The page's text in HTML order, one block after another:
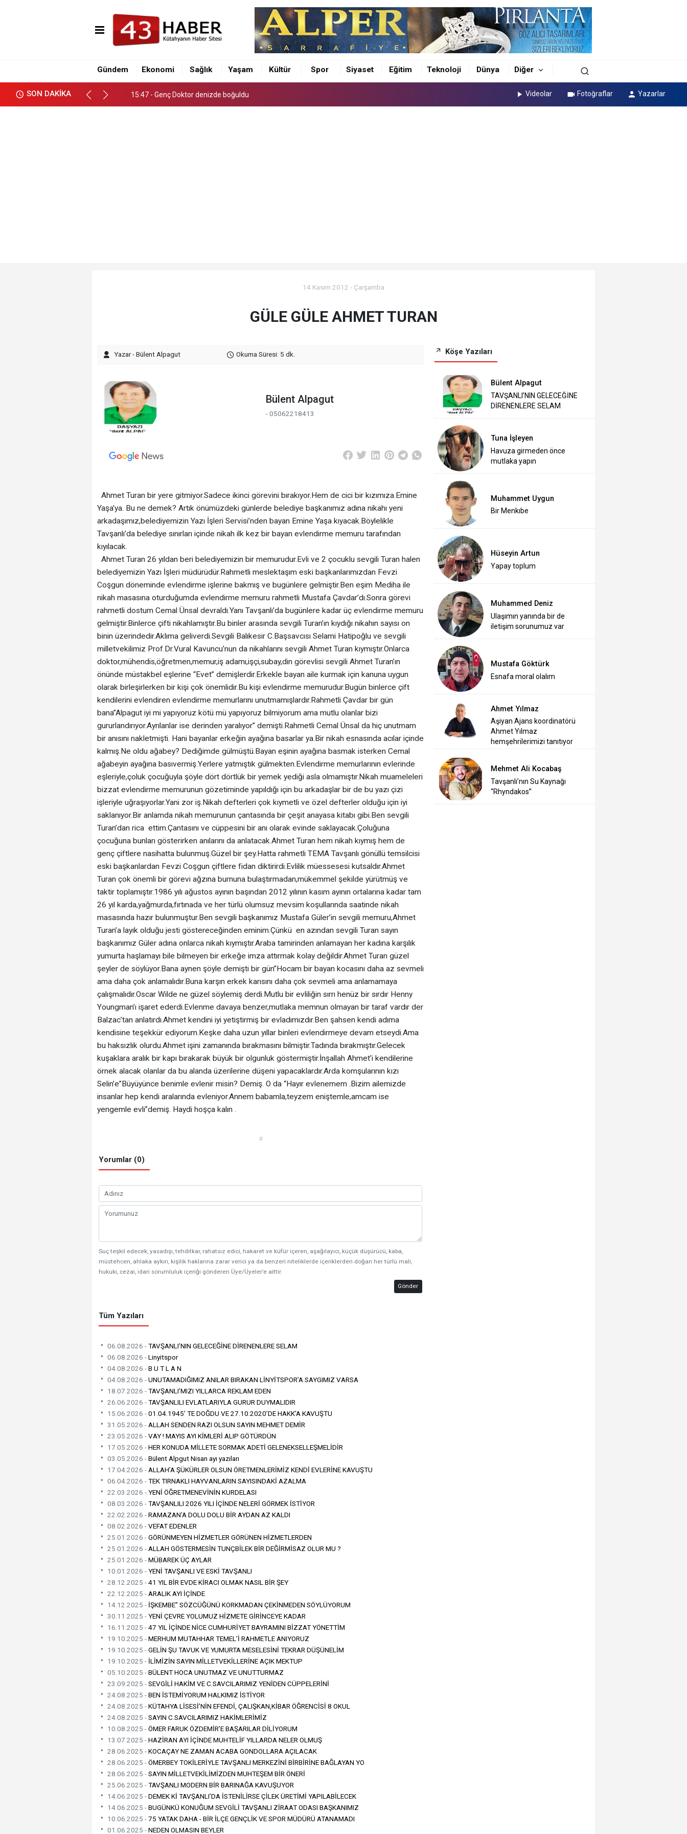
Gündem Ekonomi Sağlık Yaşam Kültür Spor Siyaset Eğitim Teknoloji Dünya Diğer
SON DAKİKA
15:47 - Genç Doktor denizde boğuldu
22:37 - Meşhur Tavşanlı leblebisi kutsal topraklarda
19:04 - Milletçe Referandum Bekliyoruz
15:47 - Genç Doktor denizde boğuldu Videolar Fotoğraflar Yazarlar
14 Kasım 2012 - Çarşamba
GÜLE GÜLE AHMET TURAN
Yazar - Bülent Alpagut Okuma Süresi: 5 dk.
Bülent Alpagut
- 05062218413
Ahmet Turan bir yere gitmiyor.Sadece ikinci görevini bırakıyor.Hem de cici bir kızımıza.Emine
Yaşa’ya. Bu ne demek? Artık önümüzdeki günlerde belediye başkanımız adına nikahı yeni
arkadaşımız,belediyemizin Yazı İşleri Servisi’nden bayan Emine Yaşa kıyacak.Böylelikle
Tavşanlı’da belediye sınırları içinde nikah ilk kez bir bayan evlendirme memuru tarafından
kıyılacak.
Ahmet Turan 26 yıldan beri belediyemizin bir memurudur.Evli ve 2 çocuklu sevgili Turan halen
belediyemizin Yazı İşleri müdürüdür.Rahmetli meslektaşım eski başkanlarımızdan Fevzi
Coşgun döneminde evlendirme işlerine bakmış ve bugünlere gelmiştir.Ben eşim Mediha ile
nikah masasına oturduğumda evlendirme memuru rahmetli Mustafa Çavdar’dı.Sonra görevi
rahmetli dostum Cemal Ünsal devraldı.Yanı Tavşanlı’da bugünlere kadar üç evlendirme memuru
gelmiştir.Binlerce çifti nikahlamıştır.Bu binler arasında sevgili Turan’ın kıydığı nikahın sayısı on
binin üzerindedir.Aklıma geliverdi.Sevgili Balıkesir C.Başsavcısı Selami Hatipoğlu ve sevgili
milletvekilimiz Prof.Dr.Vural Kavuncu’nun da nikahlarını sevgili Ahmet Turan kıymıştır.Onlarca
doktor,mühendis,öğretmen,memur,iş adamı,işçi,subay,din görevlisi sevgili Ahmet Turan’ın
önünde müstakbel eşlerine “Evet” demişlerdir.Erkekle bayan aile kurmak için kanuna uygun
olarak birleşirlerken bir kişi çok önemlidir.Bu kişi evlendirme memurudur.Bugün binlerce çift
kendilerini evlendiren evlendirme memurlarını unutmamışlardır.Rahmetli Çavdar bir gün
bana”Alpagut iyi mi yapıyoruz kötü mü yapıyoruz bilmiyorum ama mutlu olanlar bizi
gururlandırıyor.Ayrılanlar ise derinden yaralıyor” demişti.Rahmetli Cemal Ünsal da hiç unutmam
bir anısını nakletmişti. Hani bayanlar erkeğin ayağına basarlar ya.Bir nikah esnasında acılar içinde
kalmış.Ne oldu ağabey? Dediğimde gülmüştü.Bayan eşinin ayağına basmak isterken Cemal
ağabeyin ayağına basıvermiş.Yerlere yatmıştık gülmekten.Evlendirme memurlarının evlerinde
eşleriyle,çoluk çocuğuyla şöyle dört dörtlük bir yemek yediği asla olmamıştır.Nikah muameleleri
bizzat evlendirme memurunun gözetiminde yapıldığı için bu arkadaşlar bir de bu yazı çizi
işleriyle uğraşıyorlar.Yani zor iş.Nikah defterleri çok kıymetli ve özel defterler olduğu için iyi
saklanıyor.Bir anlamda nikah memurunun çantasında bir çeşit anayasa kitabı gibi.Ben sevgili
Turan’dan rica ettim.Çantasını ve cüppesini bir anı olarak evinde saklayacak.Çoluğuna
çocuğuna bunları gösterirken anılarını da anlatacak.Ahmet Turan hem nikah kıymış hem de
genç çiftlere nasihatta bulunmuş.Güzel bir şey.Hatta rahmetli TEMA Tavşanlı gönüllü temsilcisi
eski başkanlardan Fevzi Coşgun çiftlere fidan diktirirdi.Evlilik müessesesi kutsaldır.Ahmet
Turan çok önemli bir görevi ağzına burnuna bulaştırmadan,mükemmel şekilde yürütmüş ve
taktir toplamıştır.1986 yılı ağustos ayının başından 2012 yılının kasım ayının ortalarına kadar tam
26 yıl karda,yağmurda,fırtınada ve her türlü olumsuz mevsim koşullarında saatinde nikah
masasında hazır bulunmuştur.Ben sevgili başkanımız Mustafa Güler’in sevgili memuru,Ahmet
Turan’a layık olduğu jesti göstereceğinden eminim.Çünkü en azından sevgili Turan sayın
başkanımız Güler adına onlarca nikah kıymıştır.Araba tamirinden anlamayan her kadına karşılık
yumurta haşlamayı bile bilmeyen bir erkeğe imza attırmak kolay değildir.Ahmet Turan güzel
şeyler de söylüyor.Bana aynen şöyle demişti bir gün”Hocam bir bayan kocasını daha az sevmeli
ama daha çok anlamalıdır.Buna karşın erkek karısını daha çok sevmeli ama anlamamaya
çalışmalıdır.Oscar Wilde ne güzel söylemiş derdi.Mutlu bir evliliğin sırrı henüz bir sırdır Henny
Youngman’ı işaret ederdi.Evlenme davaya benzer,mutlaka memnun olmayan bir taraf vardır der
Balzac’tan anlatırdı.Ahmet kendini iyi yetiştirmiş bir evladımızdır.Ben şahsen kendi adıma
kendisine teşekkür ediyorum.Keşke daha uzun yıllar binleri evlendirmeye devam etseydi.Ama
bu haksızlık olurdu.Ahmet işini zamanında bırakmasını bilmiştir.Tadında bırakmıştır.Gelecek
kuşaklara aralık bir kapı bırakarak büyük bir olgunluk göstermiştir.İnşallah Ahmet’i kendilerine
örnek alacak olanlar da bu alanda üzerilerine düşeni yapacaklardır.Arda komşularının kızı
Selin’e”Büyüyünce benimle evlenir misin? Demiş. O da “Hayır evlenemem .Bizim ailemizde
insanlar hep kendi aralarında evleniyor.Annem babamla,teyzem eniştemle,amcam ise
yengemle evli”demiş. Haydi hoşça kalın .
#
Yorumlar (0)
Suç teşkil edecek, yasadışı, tehditkar, rahatsız edici, hakaret ve küfür içeren, aşağılayıcı, küçük düşürücü, kaba,
müstehcen, ahlaka aykırı, kişilik haklarına zarar verici ya da benzeri niteliklerde içeriklerden doğan her türlü mali,
hukuki, cezai, idari sorumluluk içeriği gönderen Üye/Üyeler’e aittir.
Gönder
Tüm Yazıları
06.08.2026 -TAVŞANLI’NIN GELECEĞİNE DİRENENLERE SELAM
06.08.2026 -Linyitspor
04.08.2026 -B U T L A N
04.08.2026 -UNUTAMADIĞIMIZ ANILAR BIRAKAN LİNYİTSPOR’A SAYGIMIZ VARSA
18.07.2026 -TAVŞANLI’MIZI YILLARCA REKLAM EDEN
26.06.2026 -TAVŞANLILI EVLATLARIYLA GURUR DUYMALIDIR
15.06.2026 -01.04.1945’ TE DOĞDU VE 27.10.2020’DE HAKK’A KAVUŞTU
31.05.2026 - ALLAH SENDEN RAZI OLSUN SAYIN MEHMET DEMİR
23.05.2026 -VAY ! MAYIS AYI KİMLERİ ALIP GÖTÜRDÜN
17.05.2026 -HER KONUDA MİLLETE SORMAK ADETİ GELENEKSELLEŞMELİDİR
03.05.2026 -Bülent Alpgut Nisan ayı yazıları
17.04.2026 - ALLAH’A ŞÜKÜRLER OLSUN ÖRETMENLERİMİZ KENDİ EVLERİNE KAVUŞTU
06.04.2026 -TEK TIRNAKLI HAYVANLARIN SAYISINDAKİ AZALMA
22.03.2026 -YENİ ÖĞRETMENEVİNİN KURDELASI
08.03.2026 -TAVŞANLILI 2026 YILI İÇİNDE NELERİ GÖRMEK İSTİYOR
22.02.2026 -RAMAZAN’A DOLU DOLU BİR AYDAN AZ KALDI
08.02.2026 -VEFAT EDENLER
25.01.2026 -GÖRÜNMEYEN HİZMETLER GÖRÜNEN HİZMETLERDEN
25.01.2026 - ALLAH GÖSTERMESİN TUNÇBİLEK BİR DEĞİRMİSAZ OLUR MU ?
25.01.2026 -MÜBAREK ÜÇ AYLAR
10.01.2026 -YENİ TAVŞANLI VE ESKİ TAVŞANLI
28.12.2025 -41 YIL BİR EVDE KİRACI OLMAK NASIL BİR ŞEY
22.12.2025 - ARALIK AYI İÇİNDE
14.12.2025 - İŞKEMBE” SÖZCÜĞÜNÜ KORKMADAN ÇEKİNMEDEN SÖYLÜYORUM
30.11.2025 -YENİ ÇEVRE YOLUMUZ HİZMETE GİRİNCEYE KADAR
16.11.2025 -47 YIL İÇİNDE NİCE CUMHURİYET BAYRAMINI BİZZAT YÖNETTİM
19.10.2025 -MERHUM MUTAHHAR TEMEL’İ RAHMETLE ANIYORUZ
19.10.2025 -GELİN ŞU TAVUK VE YUMURTA MESELESİNİ TEKRAR DÜŞÜNELİM
19.10.2025 - İLİMİZİN SAYIN MİLLETVEKİLLERİNE AÇIK MEKTUP
05.10.2025 -BÜLENT HOCA UNUTMAZ VE UNUTTURMAZ
23.09.2025 -SEVGİLİ HAKİM VE C.SAVCILARIMIZ YENİDEN CÜPPELERİNİ
24.08.2025 -BEN İSTEMİYORUM HALKIMIZ İSTİYOR
24.08.2025 -KÜTAHYA LİSESİ’NİN EFENDİ, ÇALIŞKAN,KİBAR ÖĞRENCİSİ 8 OKUL
24.08.2025 -SAYIN C.SAVCILARIMIZ HAKİMLERİMİZ
10.08.2025 -ÖMER FARUK ÖZDEMİR’E BAŞARILAR DİLİYORUM
13.07.2025 -HAZİRAN AYI İÇİNDE MUHTELİF YILLARDA NELER OLMUŞ
28.06.2025 -KOCAÇAY NE ZAMAN ACABA GONDOLLARA AÇILACAK
28.06.2025 -ÖMERBEY TOKİLERİYLE TAVŞANLI MERKEZİNİ BİRBİRİNE BAĞLAYAN YO
28.06.2025 -SAYIN MİLLETVEKİLİMİZDEN MUHTEŞEM BİR ÖNERİ
25.06.2025 -TAVŞANLI MODERN BİR BARINAĞA KAVUŞUYOR
14.06.2025 -DEMEK Kİ TAVŞANLI’DA İSTENİLİRSE ÇİLEK ÜRETİMİ YAPILABİLECEK
14.06.2025 -BUGÜNKÜ KONUĞUM SEVGİLİ TAVŞANLI ZİRAAT ODASI BAŞKANIMIZ
10.06.2025 -75 YATAK DAHA - BİR İLÇE GENÇLİK VE SPOR MÜDÜRÜ ATANAMADI
01.06.2025 -NEDEN OLMASIN BEYLER
Köşe Yazıları
Bülent Alpagut
TAVŞANLI’NIN GELECEĞİNE
DİRENENLERE SELAM
Tuna İşleyen
Havuza girmeden önce
mutlaka yapın
Muhammet Uygun
Bir Menkıbe
Hüseyin Artun
Yapay toplum
Muhammed Deniz
Ulaşımın yanında bir de
iletişim sorunumuz var
Mustafa Göktürk
Esnafa moral olalım
Ahmet Yılmaz
Aşiyan Ajans koordinatörü
Ahmet Yılmaz
hemşehrilerimizi tanıtıyor
Mehmet Ali Kocabaş
Tavşanlı’nın Su Kaynağı
“Rhyndakos”